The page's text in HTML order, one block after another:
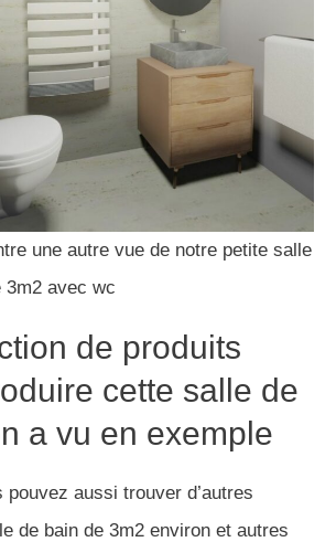
une autre vue de notre petite salle
3m2 avec wc
de produits
cette salle de
a vu en exemple
pouvez aussi trouver d’autres
de bain de 3m2 environ et autres